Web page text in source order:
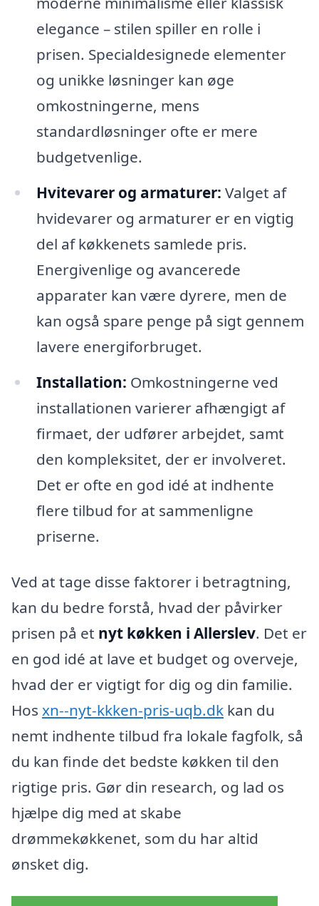
elegance – stilen spiller en rolle i
prisen. Specialdesignede elementer
og unikke løsninger kan øge
omkostningerne, mens
standardløsninger ofte er mere
budgetvenlige.
Hvitevarer og armaturer: Valget af
hvidevarer og armaturer er en vigtig
del af køkkenets samlede pris.
Energivenlige og avancerede
apparater kan være dyrere, men de
kan også spare penge på sigt gennem
lavere energiforbruget.
Installation: Omkostningerne ved
installationen varierer afhængigt af
firmaet, der udfører arbejdet, samt
den kompleksitet, der er involveret.
Det er ofte en god idé at indhente
flere tilbud for at sammenligne
priserne.
Ved at tage disse faktorer i betragtning,
kan du bedre forstå, hvad der påvirker
prisen på et nyt køkken i Allerslev. Det er
en god idé at lave et budget og overveje,
hvad der er vigtigt for dig og din familie.
Hos xn--nyt-kkken-pris-uqb.dk kan du
nemt indhente tilbud fra lokale fagfolk, så
du kan finde det bedste køkken til den
rigtige pris. Gør din research, og lad os
hjælpe dig med at skabe
drømmekøkkenet, som du har altid
ønsket dig.